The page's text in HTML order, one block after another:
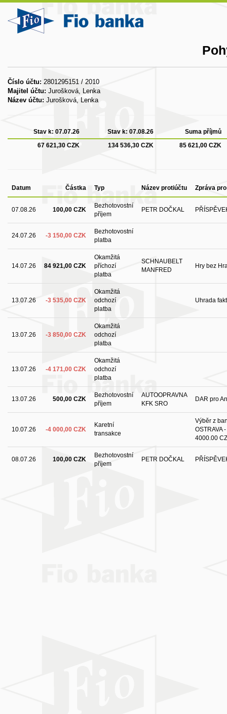
Číslo účtu: 2801295151 / 2010
Majitel účtu: Jurošková, Lenka
Název účtu: Jurošková, Lenka
Stav k: 07.07.26 Stav k: 07.08.26
Suma příjmů
67 621,30 CZK
134 536,30 CZK 85 621,00 CZK
Datum Částka Typ Název protiúčtu Zpráva
07.08.26 100,00 CZK
Bezhotovostní
příjem
PETR DOČKAL
24.07.26 -3 150,00 CZK
Bezhotovostní
platba
14.07.26 84 921,00 CZK
Okamžitá
příchozí
platba
SCHNAUBELT
MANFRED
Hry bez
13.07.26 -3 535,00 CZK
Okamžitá
odchozí
platba
Uhrada
13.07.26 -3 850,00 CZK
Okamžitá
odchozí
platba
13.07.26 -4 171,00 CZK
Okamžitá
odchozí
platba
13.07.26 500,00 CZK
Bezhotovostní
příjem
AUTOOPRAVNA
KFK SRO
DAR pro
10.07.26 -4 000,00 CZK
Karetní
transakce
Výběr z
OSTRAVA
4000.00
08.07.26 100,00 CZK
Bezhotovostní
příjem
PETR DOČKAL